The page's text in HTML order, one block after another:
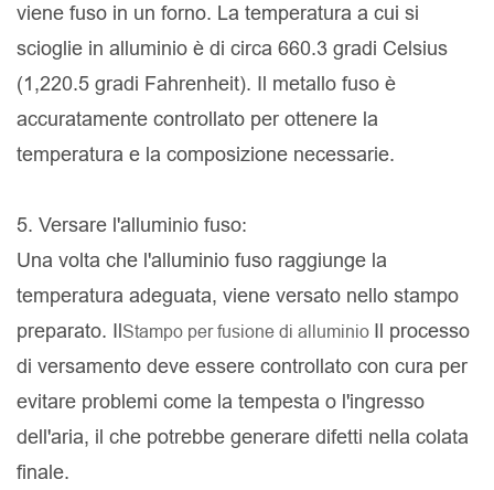
viene fuso in un forno. La temperatura a cui si
scioglie in alluminio è di circa 660.3 gradi Celsius
(1,220.5 gradi Fahrenheit). Il metallo fuso è
accuratamente controllato per ottenere la
temperatura e la composizione necessarie.
5. Versare l'alluminio fuso:
Una volta che l'alluminio fuso raggiunge la
temperatura adeguata, viene versato nello stampo
preparato. IlStampo per fusione di alluminio Il processo
di versamento deve essere controllato con cura per
evitare problemi come la tempesta o l'ingresso
dell'aria, il che potrebbe generare difetti nella colata
finale.